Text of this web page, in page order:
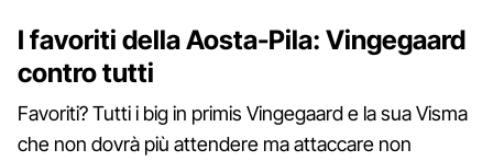
I favoriti della Aosta-Pila: Vingegaard
contro tutti
Favoriti? Tutti i big in primis Vingegaard e la sua Visma
che non dovrà più attendere ma attaccare non